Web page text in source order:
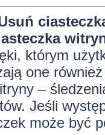
którym
one
–
Jeśli
może być